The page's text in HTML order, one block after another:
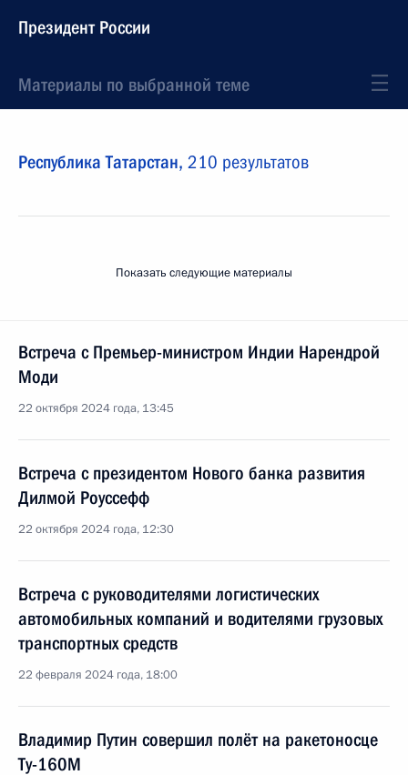
Президент России
Материалы по выбранной теме
Республика Татарстан, 210 результатов
Показать следующие материалы
Встреча с Премьер-министром Индии Нарендрой
Моди
22 октября 2024 года, 13:45
Встреча с президентом Нового банка развития
Дилмой Роуссефф
22 октября 2024 года, 12:30
Встреча с руководителями логистических
автомобильных компаний и водителями грузовых
транспортных средств
22 февраля 2024 года, 18:00
Владимир Путин совершил полёт на ракетоносце
Ту-160М